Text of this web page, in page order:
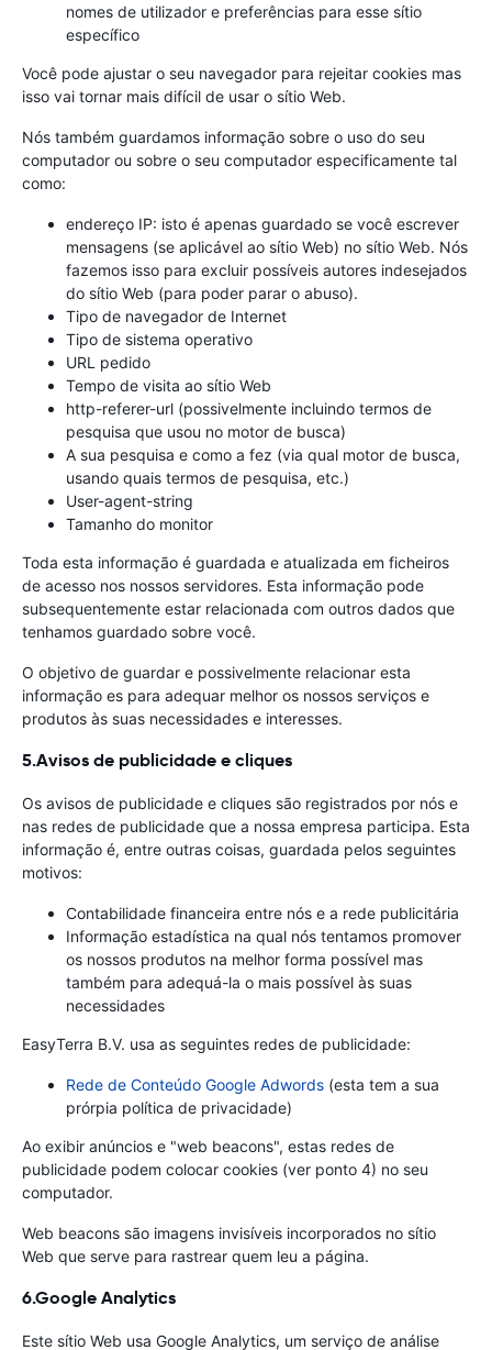
nomes de utilizador e preferências para esse sítio
específico
Você pode ajustar o seu navegador para rejeitar cookies mas
isso vai tornar mais difícil de usar o sítio Web.
Nós também guardamos informação sobre o uso do seu
computador ou sobre o seu computador especificamente tal
como:
endereço IP: isto é apenas guardado se você escrever
mensagens (se aplicável ao sítio Web) no sítio Web. Nós
fazemos isso para excluir possíveis autores indesejados
do sítio Web (para poder parar o abuso).
Tipo de navegador de Internet
Tipo de sistema operativo
URL pedido
Tempo de visita ao sítio Web
http-referer-url (possivelmente incluindo termos de
pesquisa que usou no motor de busca)
A sua pesquisa e como a fez (via qual motor de busca,
usando quais termos de pesquisa, etc.)
User-agent-string
Tamanho do monitor
Toda esta informação é guardada e atualizada em ficheiros
de acesso nos nossos servidores. Esta informação pode
subsequentemente estar relacionada com outros dados que
tenhamos guardado sobre você.
O objetivo de guardar e possivelmente relacionar esta
informação es para adequar melhor os nossos serviços e
produtos às suas necessidades e interesses.
5.Avisos de publicidade e cliques
Os avisos de publicidade e cliques são registrados por nós e
nas redes de publicidade que a nossa empresa participa. Esta
informação é, entre outras coisas, guardada pelos seguintes
motivos:
Contabilidade financeira entre nós e a rede publicitária
Informação estadística na qual nós tentamos promover
os nossos produtos na melhor forma possível mas
também para adequá-la o mais possível às suas
necessidades
EasyTerra B.V. usa as seguintes redes de publicidade:
Rede de Conteúdo Google Adwords (esta tem a sua
prórpia política de privacidade)
Ao exibir anúncios e "web beacons", estas redes de
publicidade podem colocar cookies (ver ponto 4) no seu
computador.
Web beacons são imagens invisíveis incorporados no sítio
Web que serve para rastrear quem leu a página.
6.Google Analytics
Este sítio Web usa Google Analytics, um serviço de análise